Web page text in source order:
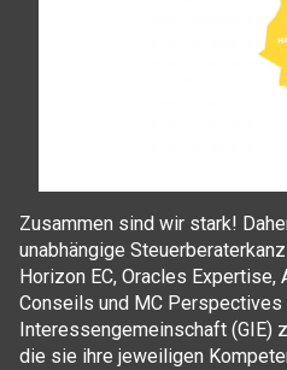
Zusammen sind wir stark!
unabhängige
Horizon EC, Oracles Expertise,
Conseils und MC
Interessengemeinschaft (GIE)
die sie ihre jeweiligen